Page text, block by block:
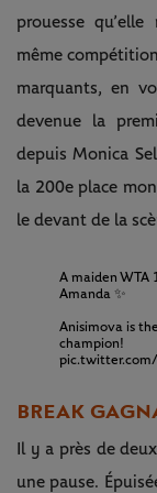
prouesse
même
marquants, en
devenue la
depuis Monica
la 200e place
le devant de la
A maiden WTA
Amanda ✨
Anisimova is
champion!
BREAK
Il y a près de
une pause.